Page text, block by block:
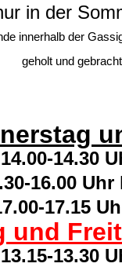
in der
innerhalb der
geholt und
14.00-14.30
16.00 Uhr
17.15
und
13.15-13.30